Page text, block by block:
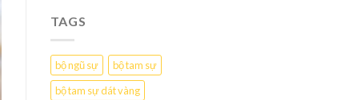
TAGS
bộ ngũ sự
bộ tam sự
bộ tam sự dát vàng